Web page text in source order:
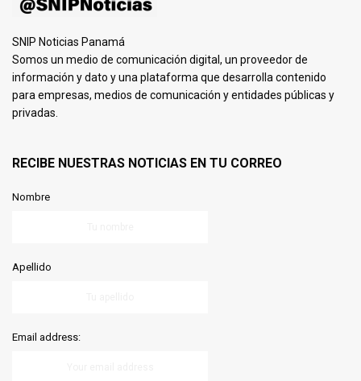
SNIP Noticias Panamá
Somos un medio de comunicación digital, un proveedor de
información y dato y una plataforma que desarrolla contenido
para empresas, medios de comunicación y entidades públicas y
privadas.
RECIBE NUESTRAS NOTICIAS EN TU CORREO
Nombre
Apellido
Email address: